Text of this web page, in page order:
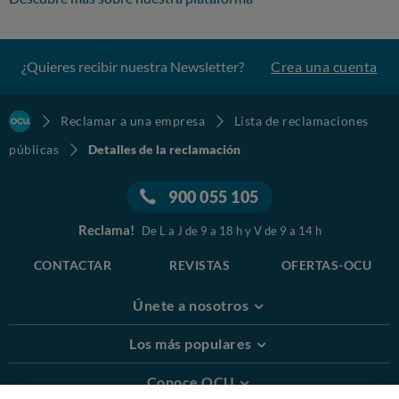
contrato por incumplimiento de garantía, exigiendo el abono íntegro
formal a través de la OCU, la OMIC y las vías judiciales oportunas para
Atentamente,
Pablo Esteban Cuenca
53978032E
¿Quieres recibir nuestra Newsletter? Crea una cuenta
Reclamar a una empresa
Lista de reclamaciones
públicas
Detalles de la reclamación
900 055 105
Reclama! De L a J de 9 a 18 h y V de 9 a 14 h
CONTACTAR REVISTAS OFERTAS-OCU
Únete a nosotros
Los más populares
Conoce OCU